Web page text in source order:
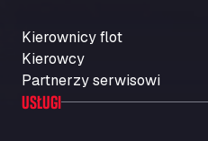
Kierownicy flot
Kierowcy
Partnerzy serwisowi
USŁUGI